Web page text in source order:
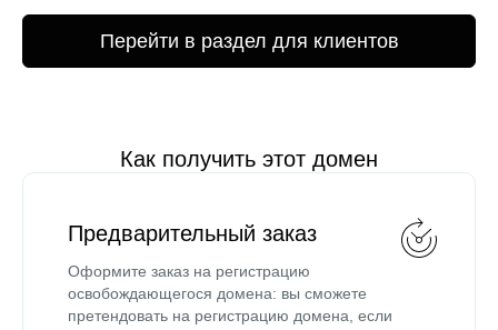
Перейти в раздел для клиентов
Как получить этот домен
Предварительный заказ
Оформите заказ на регистрацию
освобождающегося домена: вы сможете
претендовать на регистрацию домена, если